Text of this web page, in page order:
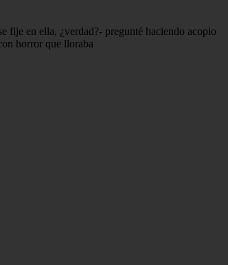
fije en ella, ¿verdad?- pregunté haciendo acopio
horror que lloraba